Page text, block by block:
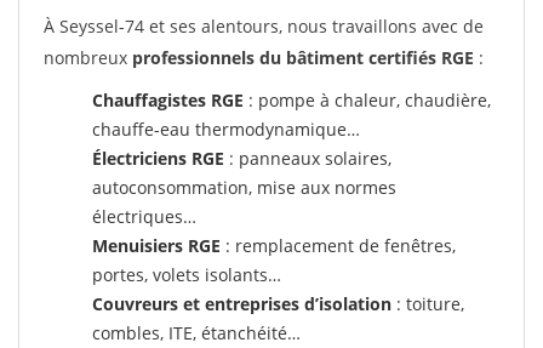
À Seyssel-74 et ses alentours, nous travaillons avec de
nombreux professionnels du bâtiment certifiés RGE :
Chauffagistes RGE : pompe à chaleur, chaudière,
chauffe-eau thermodynamique…
Électriciens RGE : panneaux solaires,
autoconsommation, mise aux normes
électriques…
Menuisiers RGE : remplacement de fenêtres,
portes, volets isolants…
Couvreurs et entreprises d’isolation : toiture,
combles, ITE, étanchéité…